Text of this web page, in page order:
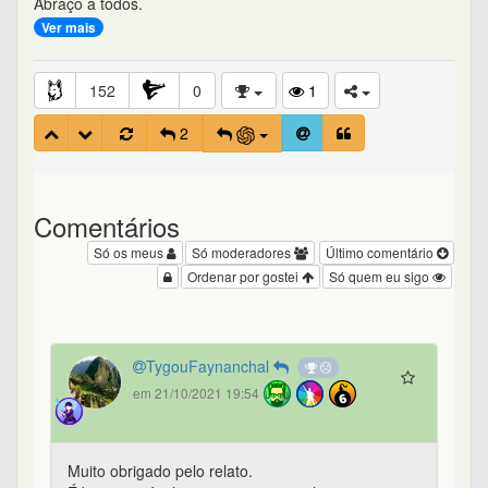
Ver mais
152 0
1
2
Comentários
Último comentário
Só moderadores
Só os meus
Só quem eu sigo
Ordenar por gostei
TygouFaynanchal
em 21/10/2021 19:54
Muito obrigado pelo relato.